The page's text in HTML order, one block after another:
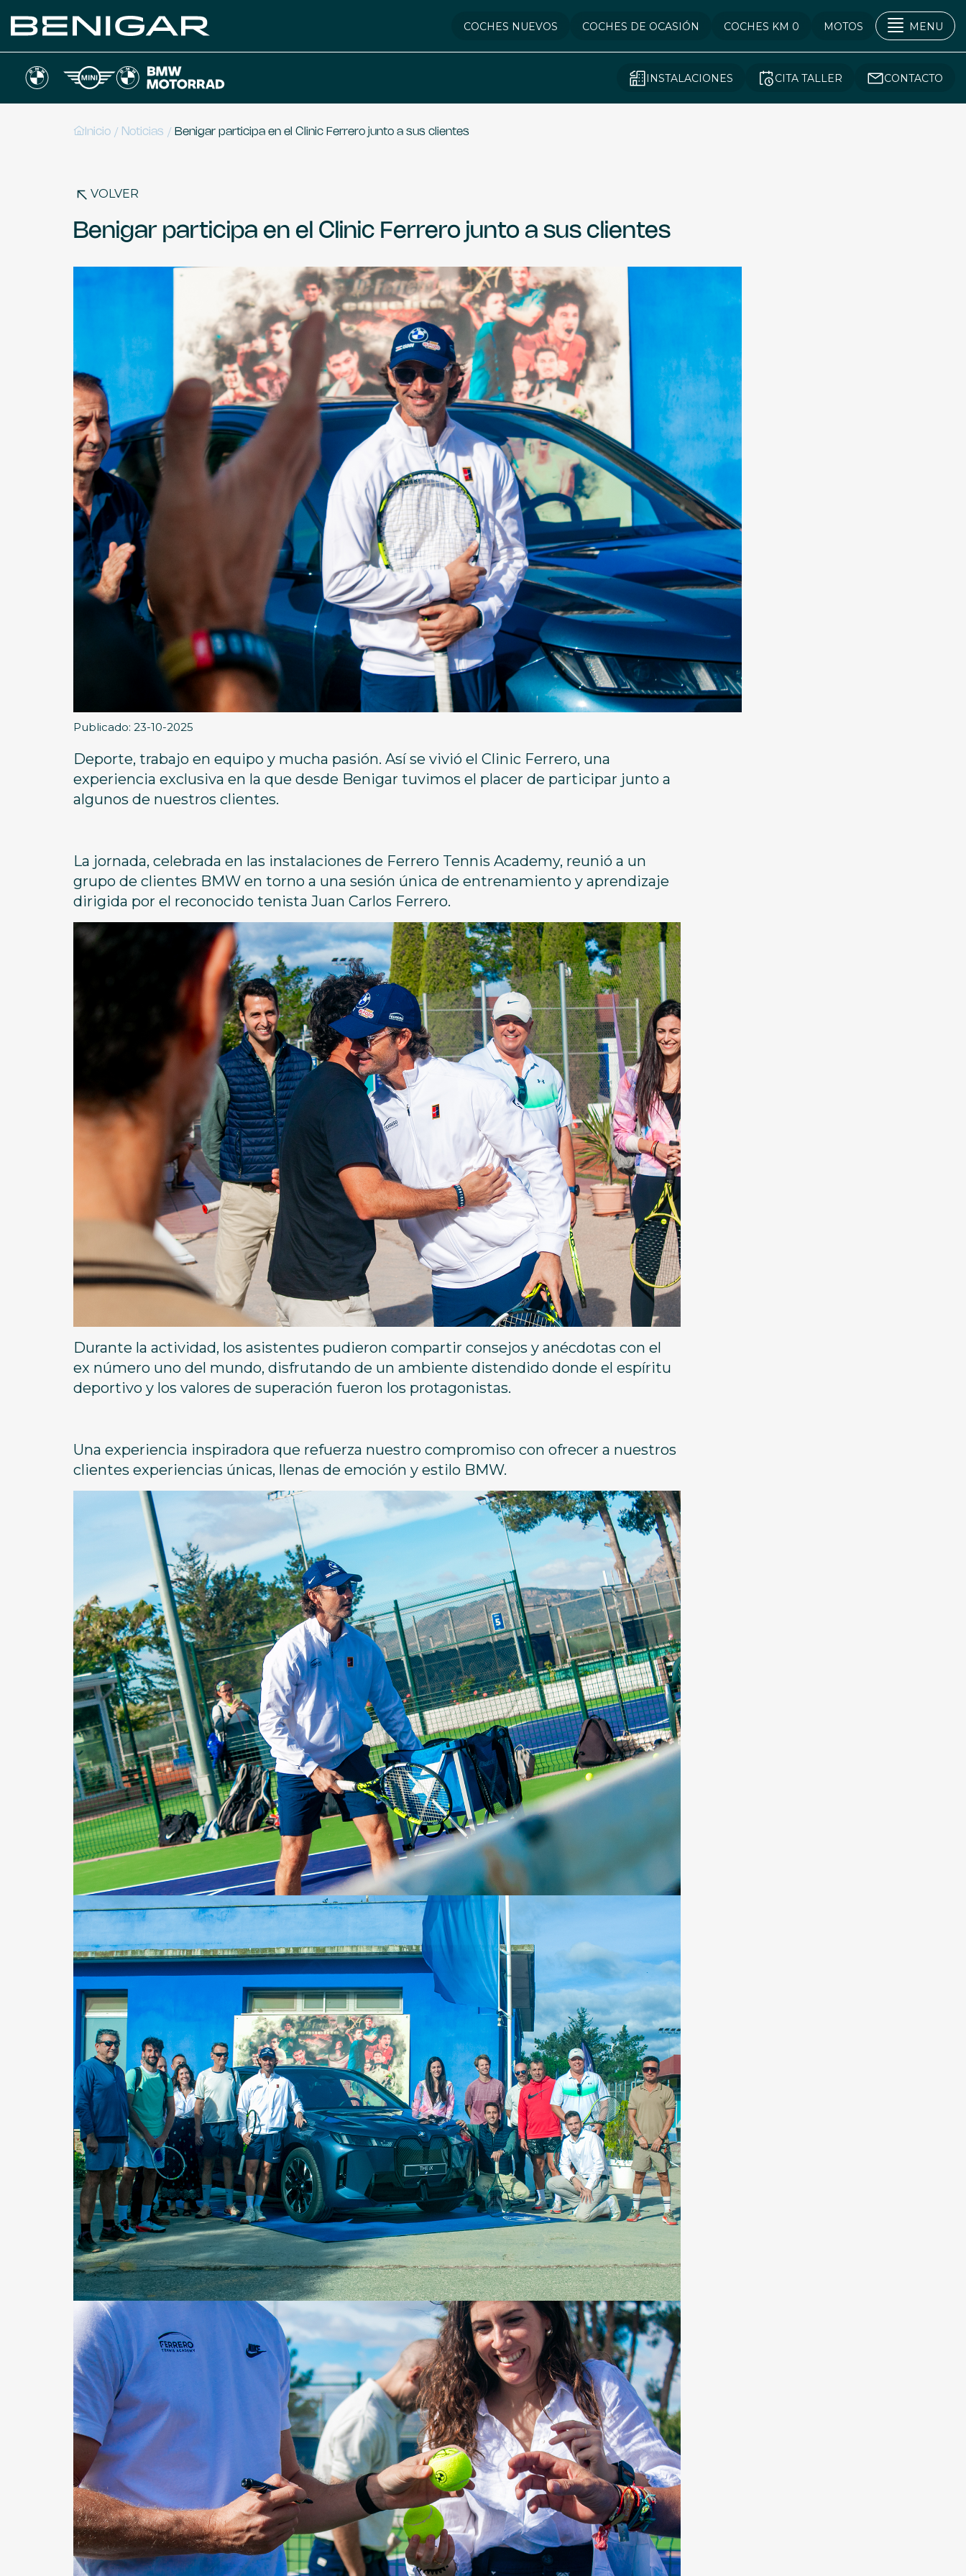
COCHES NUEVOS COCHES DE OCASIÓN COCHES KM 0 MOTOS MENU
INSTALACIONES CITA TALLER CONTACTO
Inicio / Noticias / Benigar participa en el Clinic Ferrero junto a sus clientes
VOLVER
Benigar participa en el Clinic Ferrero junto a sus clientes
Publicado: 23-10-2025
Deporte, trabajo en equipo y mucha pasión. Así se vivió el Clinic Ferrero, una
experiencia exclusiva en la que desde Benigar tuvimos el placer de participar junto a
algunos de nuestros clientes.
La jornada, celebrada en las instalaciones de Ferrero Tennis Academy, reunió a un
grupo de clientes BMW en torno a una sesión única de entrenamiento y aprendizaje
dirigida por el reconocido tenista Juan Carlos Ferrero.
Durante la actividad, los asistentes pudieron compartir consejos y anécdotas con el
ex número uno del mundo, disfrutando de un ambiente distendido donde el espíritu
deportivo y los valores de superación fueron los protagonistas.
Una experiencia inspiradora que refuerza nuestro compromiso con ofrecer a nuestros
clientes experiencias únicas, llenas de emoción y estilo BMW.